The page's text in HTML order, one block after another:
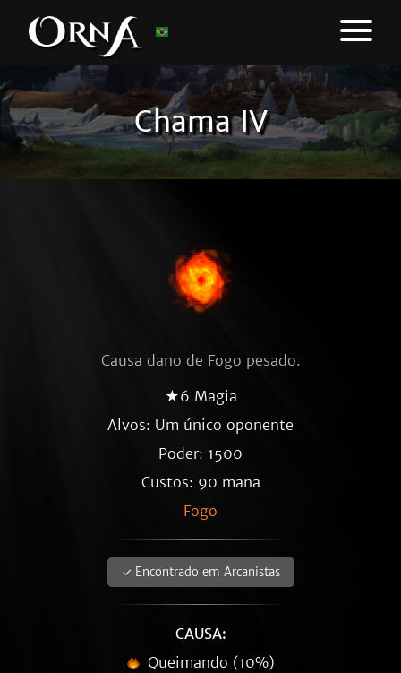
Chama IV
Causa dano de Fogo pesado.
★6 Magia
Alvos: Um único oponente
Poder: 1500
Custos: 90 mana
Fogo
✓ Encontrado em Arcanistas
CAUSA:
Queimando (10%)